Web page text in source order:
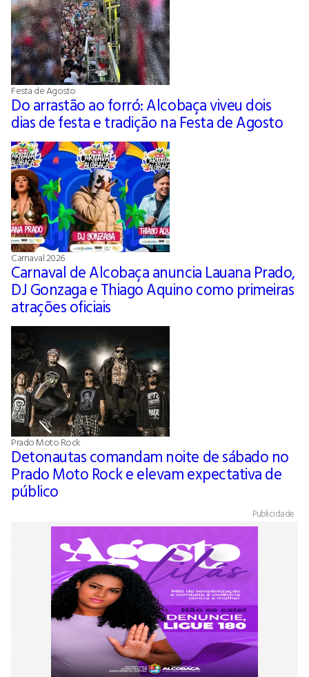
Festa de Agosto
Do arrastão ao forró: Alcobaça viveu dois
dias de festa e tradição na Festa de Agosto
Carnaval 2026
Carnaval de Alcobaça anuncia Lauana Prado,
DJ Gonzaga e Thiago Aquino como primeiras
atrações oficiais
Prado Moto Rock
Detonautas comandam noite de sábado no
Prado Moto Rock e elevam expectativa de
público
Publicidade